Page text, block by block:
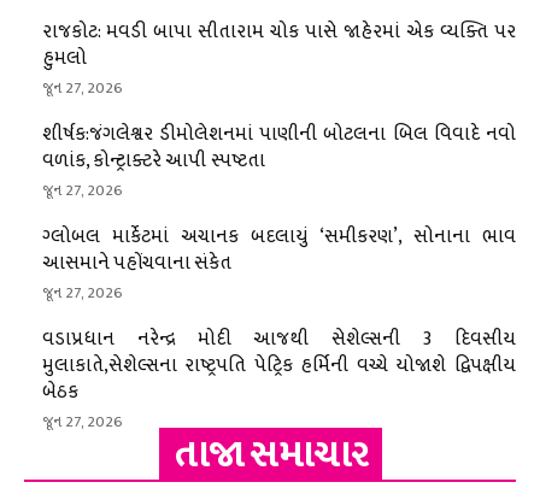
રાજકોટ: મવડી બાપા સીતારામ ચોક પાસે જાહેરમાં એક વ્યક્તિ પર
હુમલો
જૂન 27, 2026
શીર્ષક:જંગલેશ્વર ડીમોલેશનમાં પાણીની બોટલના બિલ વિવાદે નવો
વળાંક, કોન્ટ્રાક્ટરે આપી સ્પષ્ટતા
જૂન 27, 2026
ગ્લોબલ માર્કેટમાં અચાનક બદલાયું ‘સમીકરણ’, સોનાના ભાવ
આસમાને પહોંચવાના સંકેત
જૂન 27, 2026
વડાપ્રધાન નરેન્દ્ર મોદી આજથી સેશેલ્સની 3 દિવસીય
મુલાકાતે,સેશેલ્સના રાષ્ટ્રપતિ પેટ્રિક હર્મિની વચ્ચે યોજાશે દ્વિપક્ષીય
બેઠક
જૂન 27, 2026
તાજા સમાચાર